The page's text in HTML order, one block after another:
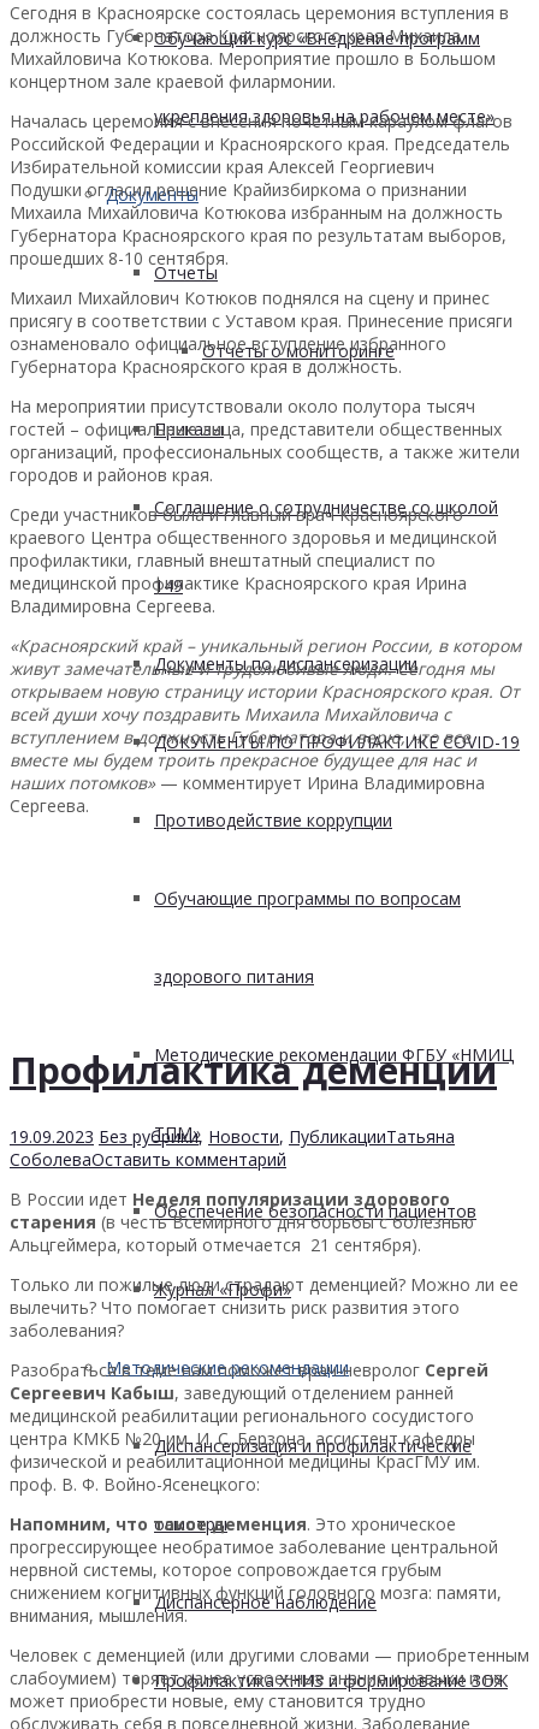
Обучающий курс «Внедрение программ
укрепления здоровья на рабочем месте»
Документы
Отчеты
Отчеты о мониторинге
Приказы
Соглашение о сотрудничестве со школой
149
Документы по диспансеризации
ДОКУМЕНТЫ ПО ПРОФИЛАКТИКЕ COVID-19
Противодействие коррупции
Обучающие программы по вопросам
здорового питания
Методические рекомендации ФГБУ «НМИЦ
ТПМ»
Обеспечение безопасности пациентов
Журнал «Профи»
Методические рекомендации
Диспансеризация и профилактические
осмотры
Диспансерное наблюдение
Профилактика ХНИЗ и формирование ЗОЖ
Сегодня в Красноярске состоялась церемония вступления в
должность Губернатора Красноярского края Михаила
Михайловича Котюкова. Мероприятие прошло в Большом
концертном зале краевой филармонии.
Началась церемония с внесения почётным караулом флагов
Российской Федерации и Красноярского края. Председатель
Избирательной комиссии края Алексей Георгиевич
Подушки огласил решение Крайизбиркома о признании
Михаила Михайловича Котюкова избранным на должность
Губернатора Красноярского края по результатам выборов,
прошедших 8-10 сентября.
Михаил Михайлович Котюков поднялся на сцену и принес
присягу в соответствии с Уставом края. Принесение присяги
ознаменовало официальное вступление избранного
Губернатора Красноярского края в должность.
На мероприятии присутствовали около полутора тысяч
гостей – официальные лица, представители общественных
организаций, профессиональных сообществ, а также жители
городов и районов края.
Среди участников была и главный врач Красноярского
краевого Центра общественного здоровья и медицинской
профилактики, главный внештатный специалист по
медицинской профилактике Красноярского края Ирина
Владимировна Сергеева.
«Красноярский край – уникальный регион России, в котором
живут замечательные и трудолюбивые люди. Сегодня мы
открываем новую страницу истории Красноярского края. От
всей души хочу поздравить Михаила Михайловича с
вступлением в должность Губернатора и верю, что все
вместе мы будем троить прекрасное будущее для нас и
наших потомков» — комментирует Ирина Владимировна
Сергеева.
Профилактика деменции
19.09.2023 Без рубрики, Новости, ПубликацииТатьяна
СоболеваОставить комментарий
В России идет Неделя популяризации здорового
старения (в честь Всемирного дня борьбы с болезнью
Альцгеймера, который отмечается 21 сентября).
Только ли пожилые люди страдают деменцией? Можно ли ее
вылечить? Что помогает снизить риск развития этого
заболевания?
Разобраться в теме нам поможет врач-невролог Сергей
Сергеевич Кабыш, заведующий отделением ранней
медицинской реабилитации регионального сосудистого
центра КМКБ №20 им. И. С. Берзона, ассистент кафедры
физической и реабилитационной медицины КрасГМУ им.
проф. В. Ф. Войно-Ясенецкого:
Напомним, что такое деменция. Это хроническое
прогрессирующее необратимое заболевание центральной
нервной системы, которое сопровождается грубым
снижением когнитивных функций головного мозга: памяти,
внимания, мышления.
Человек с деменцией (или другими словами — приобретенным
слабоумием) теряет ранее усвоенные знания и навыки и не
может приобрести новые, ему становится трудно
обслуживать себя в повседневной жизни. Заболевание